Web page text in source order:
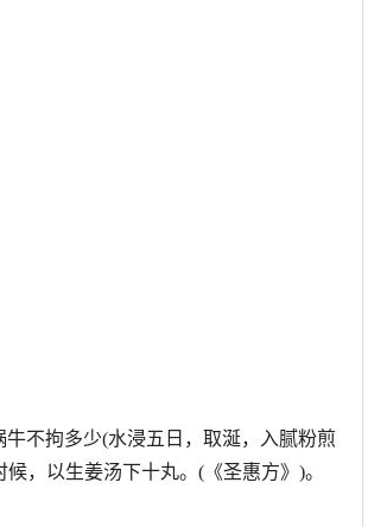
不拘多少(水浸五日，取涎，入腻粉煎
，以生姜汤下十丸。(《圣惠方》)。